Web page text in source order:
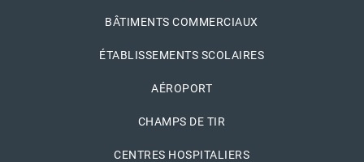
BÂTIMENTS COMMERCIAUX
ÉTABLISSEMENTS SCOLAIRES
AÉROPORT
CHAMPS DE TIR
CENTRES HOSPITALIERS